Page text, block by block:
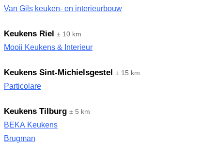
Van Gils keuken- en interieurbouw
Keukens Riel ± 10 km
Mooii Keukens & Interieur
Keukens Sint-Michielsgestel ± 15 km
Particolare
Keukens Tilburg ± 5 km
BEKA Keukens
Brugman